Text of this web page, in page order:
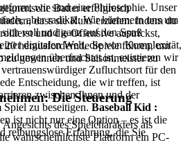
Batter erfolgreich
dass sie Runs erzielen. Indem du
und die Offensive austrickst,
20 herausfordernde Spiele führen, um
zu gewinnen und Saisonmeister zu
Die Steuerung
Angesichts des Spielcharakters als
wahrscheinlichste Plattform ein PC-
wir sind eine Philosophie. Unser
aber radikal: Wir kümmern uns um
voll und ganz auf den Spaß
digitalen Welt, die von Komplexität,
überfrachtet ist, existieren wir
Zufluchtsort für den
Entscheidung, die wir treffen, ist
zwischen Ihnen und der
Spiel zu beseitigen. Baseball Kid :
ist nicht nur eine Option – es ist die
reibungslose Erfahrung, die Sie